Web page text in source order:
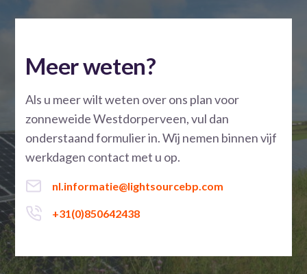
Meer weten?
Als u meer wilt weten over ons plan voor
zonneweide Westdorperveen, vul dan
onderstaand formulier in. Wij nemen binnen vijf
werkdagen contact met u op.
nl.informatie@lightsourcebp.com
+31(0)850642438